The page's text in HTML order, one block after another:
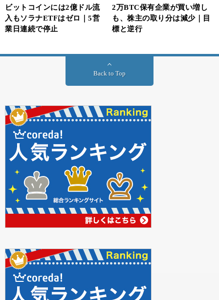
ビットコインには2億ドル流
入もソラナETFはゼロ｜5営
業日連続で停止
2万BTC保有企業が買い増し
も、株主の取り分は減少｜目
標と逆行
Back to Top